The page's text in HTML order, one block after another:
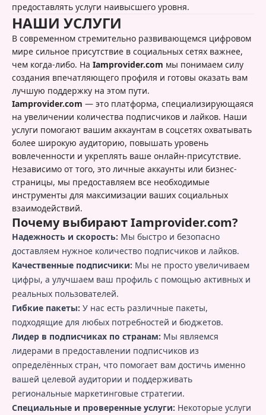
предоставлять услуги наивысшего уровня.
НАШИ УСЛУГИ
В современном стремительно развивающемся цифровом
мире сильное присутствие в социальных сетях важнее,
чем когда-либо. На Iamprovider.com мы понимаем силу
создания впечатляющего профиля и готовы оказать вам
лучшую поддержку на этом пути.
Iamprovider.com — это платформа, специализирующаяся
на увеличении количества подписчиков и лайков. Наши
услуги помогают вашим аккаунтам в соцсетях охватывать
более широкую аудиторию, повышать уровень
вовлеченности и укреплять ваше онлайн-присутствие.
Независимо от того, это личные аккаунты или бизнес-
страницы, мы предоставляем все необходимые
инструменты для максимизации ваших социальных
взаимодействий.
Почему выбирают Iamprovider.com?
Надежность и скорость: Мы быстро и безопасно
доставляем нужное количество подписчиков и лайков.
Качественные подписчики: Мы не просто увеличиваем
цифры, а улучшаем ваш профиль с помощью активных и
реальных пользователей.
Гибкие пакеты: У нас есть различные пакеты,
подходящие для любых потребностей и бюджетов.
Лидер в подписчиках по странам: Мы являемся
лидерами в предоставлении подписчиков из
определённых стран, что помогает вам достичь именно
вашей целевой аудитории и поддерживать
региональные маркетинговые стратегии.
Специальные и проверенные услуги: Некоторые услуги